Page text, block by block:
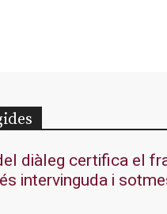
diàleg certifica el
intervinguda i